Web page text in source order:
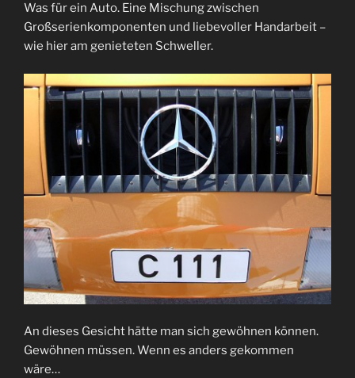
Was für ein Auto. Eine Mischung zwischen
Großserienkomponenten und liebevoller Handarbeit –
wie hier am genieteten Schweller.
An dieses Gesicht hätte man sich gewöhnen können.
Gewöhnen müssen. Wenn es anders gekommen
wäre…